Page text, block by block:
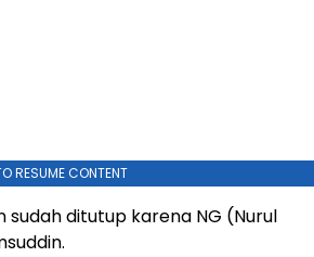
RESUME CONTENT
sudah ditutup karena NG (Nurul